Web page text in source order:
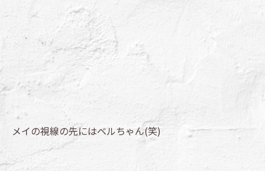
メイの視線の先にはベルちゃん(笑)